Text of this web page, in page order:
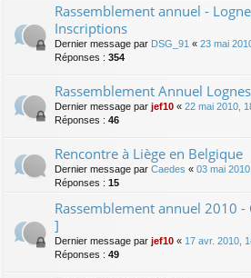
Rassemblement annuel -
Inscriptions
Dernier message par DSG_91 « 23 mai
Réponses : 354
Rassemblement Annuel
Dernier message par jef10 « 22 mai 2010,
Réponses : 46
Rencontre à Liège en Belgique
Dernier message par Caedes « 03 mai
Réponses : 15
Rassemblement annuel 2010
]
Dernier message par jef10 « 17 avr. 2010,
Réponses : 49